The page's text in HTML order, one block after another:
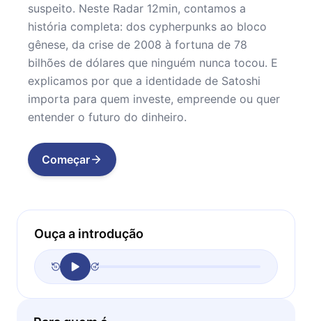
suspeito. Neste Radar 12min, contamos a
história completa: dos cypherpunks ao bloco
gênese, da crise de 2008 à fortuna de 78
bilhões de dólares que ninguém nunca tocou. E
explicamos por que a identidade de Satoshi
importa para quem investe, empreende ou quer
entender o futuro do dinheiro.
Começar
Ouça a introdução